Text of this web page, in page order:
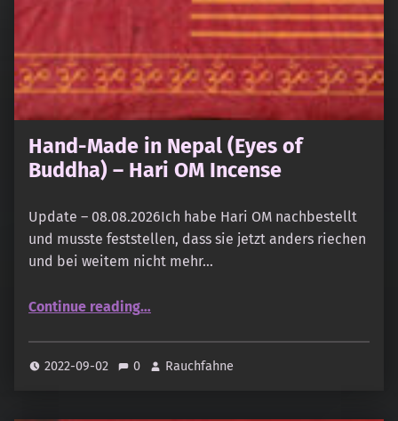
Hand-Made in Nepal (Eyes of
Buddha) – Hari OM Incense
Update – 08.08.2026Ich habe Hari OM nachbestellt
und musste feststellen, dass sie jetzt anders riechen
und bei weitem nicht mehr…
Continue reading“Hand-Made in Nepal (Eyes of Buddha) – Hari OM Incense”
…
2022-09-02 0 Rauchfahne